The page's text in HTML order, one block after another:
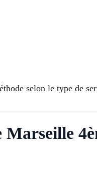
selon le type de